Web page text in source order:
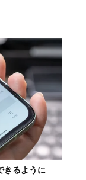
るように